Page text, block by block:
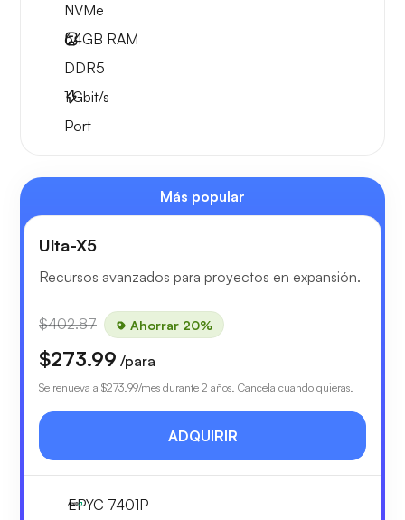
NVMe
64GB RAM
DDR5
1Gbit/s
Port
Más popular
Ulta-X5
Recursos avanzados para proyectos en expansión.
$402.87 Ahorrar 20%
$273.99 /para
Se renueva a $273.99/mes durante 2 años. Cancela cuando quieras.
ADQUIRIR
EPYC 7401P